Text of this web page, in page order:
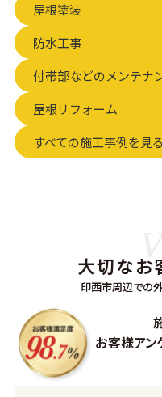
屋根塗装
防水工事
付帯部などのメンテナ
屋根リフォーム
すべての施工事例を見る
大切なお
印西市周辺での
お客様アン